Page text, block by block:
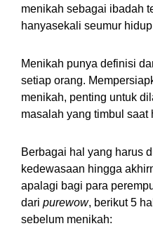
menikah sebagai ibadah
hanyasekali seumur
Menikah punya definisi
setiap orang.
menikah, penting untuk
masalah yang timbul saat
Berbagai hal yang harus
kedewasaan hingga
apalagi bagi para
dari purewow, berikut 5
sebelum menikah: